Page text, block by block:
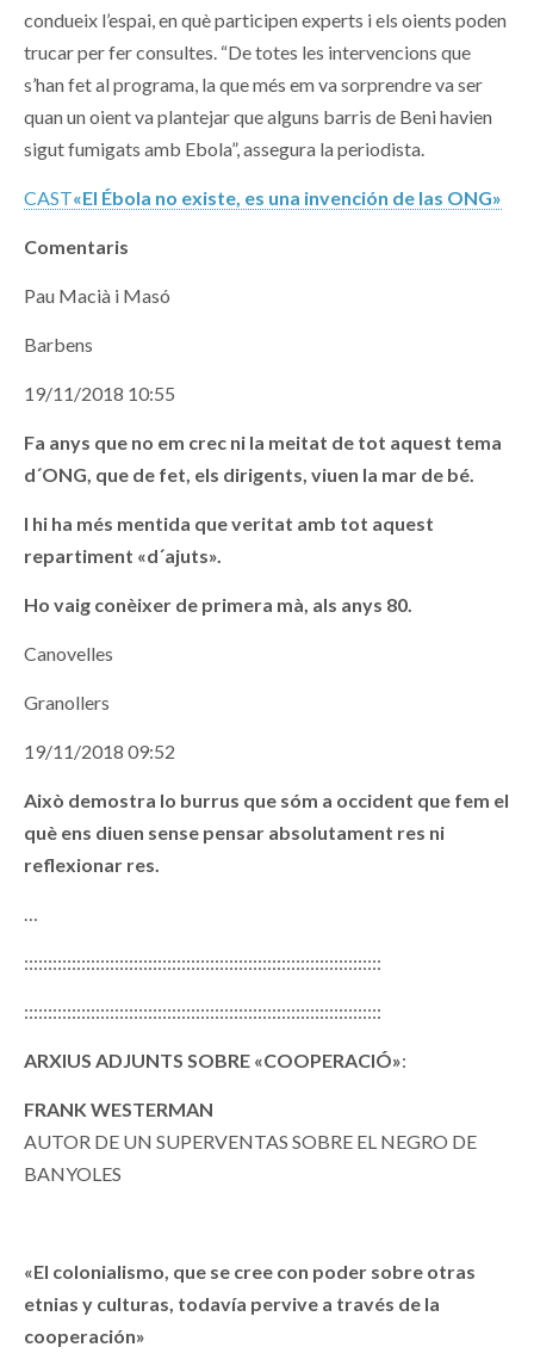
condueix l’espai, en què participen experts i els oients poden
trucar per fer consultes. “De totes les intervencions que
s’han fet al programa, la que més em va sorprendre va ser
quan un oient va plantejar que alguns barris de Beni havien
sigut fumigats amb Ebola”, assegura la periodista.
CAST«El Ébola no existe, es una invención de las ONG»
Comentaris
Pau Macià i Masó
Barbens
19/11/2018 10:55
Fa anys que no em crec ni la meitat de tot aquest tema
d´ONG, que de fet, els dirigents, viuen la mar de bé.
I hi ha més mentida que veritat amb tot aquest
repartiment «d´ajuts».
Ho vaig conèixer de primera mà, als anys 80.
Canovelles
Granollers
19/11/2018 09:52
Això demostra lo burrus que sóm a occident que fem el
què ens diuen sense pensar absolutament res ni
reflexionar res.
…
:::::::::::::::::::::::::::::::::::::::::::::::::::::::::::::::::::::::::::
:::::::::::::::::::::::::::::::::::::::::::::::::::::::::::::::::::::::::::
ARXIUS ADJUNTS SOBRE «COOPERACIÓ»:
FRANK WESTERMAN
AUTOR DE UN SUPERVENTAS SOBRE EL NEGRO DE
BANYOLES
«El colonialismo, que se cree con poder sobre otras
etnias y culturas, todavía pervive a través de la
cooperación»